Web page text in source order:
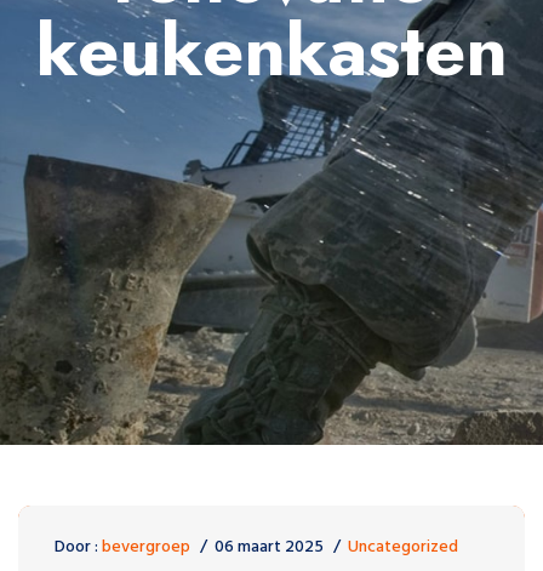
keukenkasten
Door :bevergroep 06 maart 2025 Uncategorized